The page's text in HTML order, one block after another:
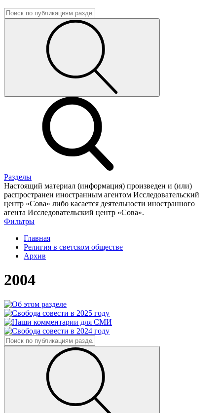
Разделы
Настоящий материал (информация) произведен и (или)
распространен иностранным агентом Исследовательский
центр «Сова» либо касается деятельности иностранного
агента Исследовательский центр «Сова».
Фильтры
Главная
Религия в светском обществе
Архив
2004